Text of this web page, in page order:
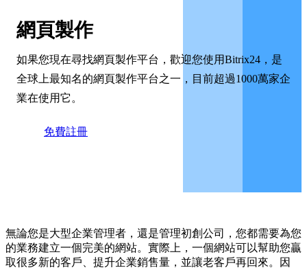
網頁製作
如果您現在尋找網頁製作平台，歡迎您使用Bitrix24，是
全球上最知名的網頁製作平台之一，目前超過1000萬家企
業在使用它。
免費註冊
無論您是大型企業管理者，還是管理初創公司，您都需要為您
的業務建立一個完美的網站。實際上，一個網站可以幫助您贏
取很多新的客戶、提升企業銷售量，並讓老客戶再回來。因